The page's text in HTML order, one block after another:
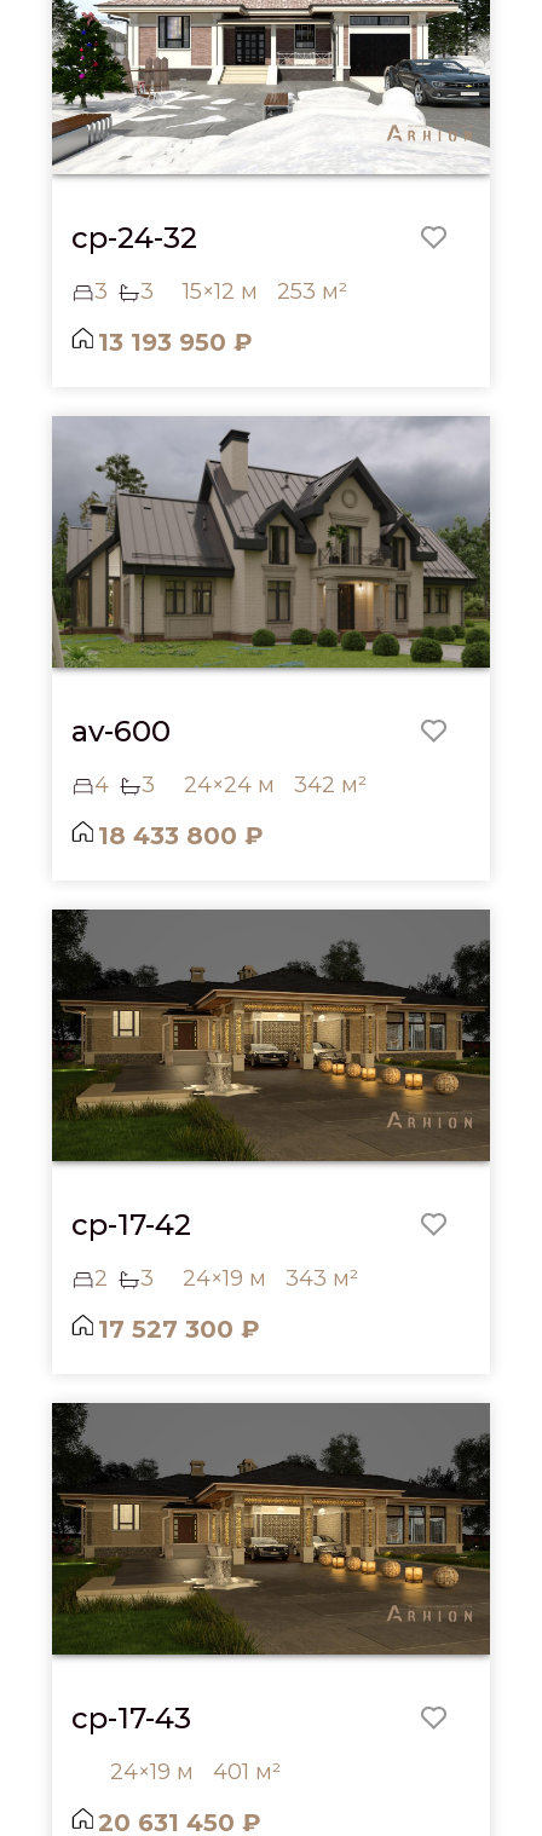
cp-24-32
3 3 15×12 м 253 м²
13 193 950 ₽
av-600
4 3 24×24 м 342 м²
18 433 800 ₽
cp-17-42
2 3 24×19 м 343 м²
17 527 300 ₽
cp-17-43
24×19 м 401 м²
20 631 450 ₽